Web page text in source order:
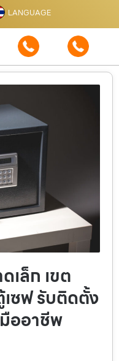
LANGUAGE
เล็ก เขต
ซฟ รับติดตั้ง
ออาชีพ